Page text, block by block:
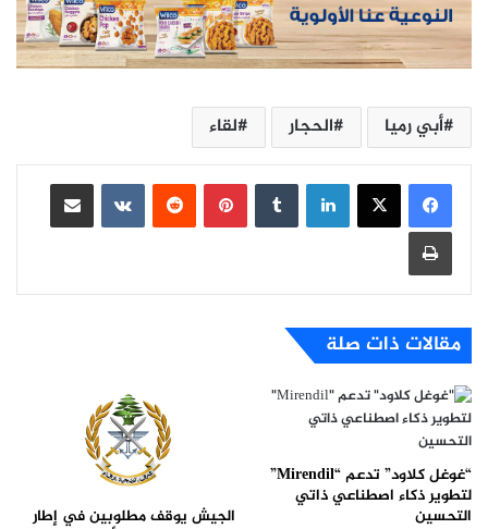
أبي رميا الحجار لقاء
لينكدإن بينتيريست
مشاركة عبر البريد
طباعة
مقالات ذات صلة
“غوغل كلاود” تدعم “Mirendil”
لتطوير ذكاء اصطناعي ذاتي
التحسين
الجيش يوقف مطلوبين في إطار